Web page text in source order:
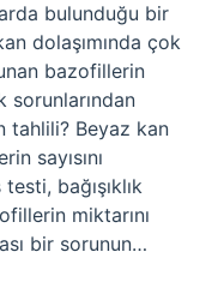
bulunduğu bir
dolaşımında çok
bazofillerin
sorunlarından
tahlili? Beyaz kan
sayısını
bağışıklık
miktarını
bir sorunun…